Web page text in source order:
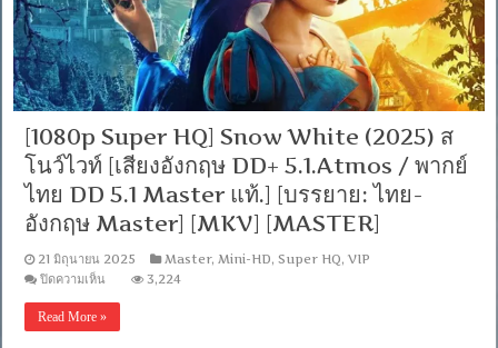
[1080p Super HQ] Snow White (2025) ส
โนว์ไวท์ [เสียงอังกฤษ DD+ 5.1.Atmos / พากย์
ไทย DD 5.1 Master แท้.] [บรรยาย: ไทย-
อังกฤษ Master] [MKV] [MASTER]
21 มิถุนายน 2025 Master, Mini-HD,Super HQ,VIP
ปิดความเห็น
HQ]
3,224
Read More »